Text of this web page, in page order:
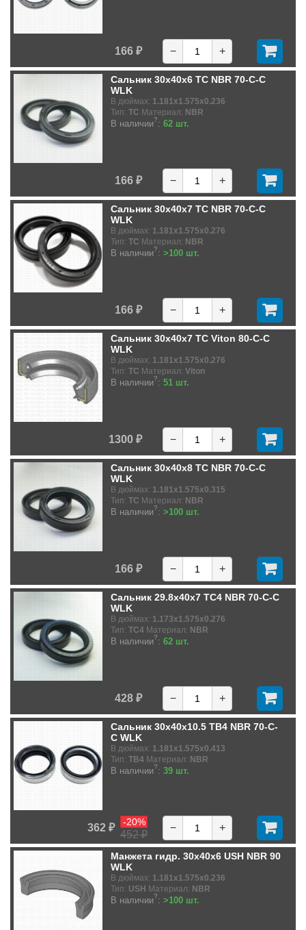
166 ₽ − +
Сальник 30x40x6 TC NBR 70-C-C
WLK
В дюймах: 1.181x1.575x0.236
Тип: TC Материал: NBR
В наличии?: 62 шт.
166 ₽ − +
Сальник 30x40x7 TC NBR 70-C-C
WLK
В дюймах: 1.181x1.575x0.276
Тип: TC Материал: NBR
В наличии?: >100 шт.
166 ₽ − +
Сальник 30x40x7 TC Viton 80-C-C
WLK
В дюймах: 1.181x1.575x0.276
Тип: TC Материал: Viton
В наличии?: 51 шт.
1300 ₽ − +
Сальник 30x40x8 TC NBR 70-C-C
WLK
В дюймах: 1.181x1.575x0.315
Тип: TC Материал: NBR
В наличии?: >100 шт.
166 ₽ − +
Сальник 29.8x40x7 TC4 NBR 70-C-C
WLK
В дюймах: 1.173x1.575x0.276
Тип: TC4 Материал: NBR
В наличии?: 62 шт.
428 ₽ − +
Сальник 30x40x10.5 TB4 NBR 70-C-
C WLK
В дюймах: 1.181x1.575x0.413
Тип: TB4 Материал: NBR
В наличии?: 39 шт.
362 ₽
452 ₽
-20% − +
Манжета гидр. 30x40x6 USH NBR 90
WLK
В дюймах: 1.181x1.575x0.236
Тип: USH Материал: NBR
В наличии?: >100 шт.